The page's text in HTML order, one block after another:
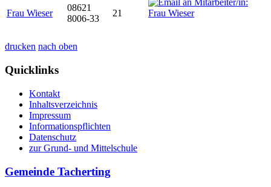
Frau Wieser
08621
8006-33
21
drucken nach oben
Quicklinks
Kontakt
Inhaltsverzeichnis
Impressum
Informationspflichten
Datenschutz
zur Grund- und Mittelschule
Gemeinde Tacherting